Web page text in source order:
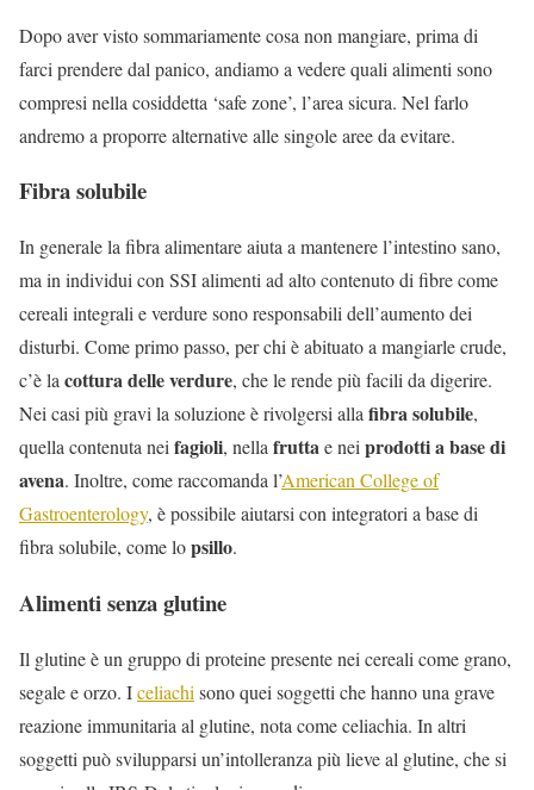
Dopo aver visto sommariamente cosa non mangiare, prima di
farci prendere dal panico, andiamo a vedere quali alimenti sono
compresi nella cosiddetta ‘safe zone’, l’area sicura. Nel farlo
andremo a proporre alternative alle singole aree da evitare.
Fibra solubile
In generale la fibra alimentare aiuta a mantenere l’intestino sano,
ma in individui con SSI alimenti ad alto contenuto di fibre come
cereali integrali e verdure sono responsabili dell’aumento dei
disturbi. Come primo passo, per chi è abituato a mangiarle crude,
c’è la cottura delle verdure, che le rende più facili da digerire.
Nei casi più gravi la soluzione è rivolgersi alla fibra solubile,
quella contenuta nei fagioli, nella fruttae nei prodotti a base di
avena. Inoltre, come raccomanda l’American College of
Gastroenterology, è possibile aiutarsi con integratori a base di
fibra solubile, come lopsillo.
Alimenti senza glutine
Il glutine è un gruppo di proteine presente nei cereali come grano,
segale e orzo. Iceliachi sono quei soggetti che hanno una grave
reazione immunitaria al glutine, nota come celiachia. In altri
soggetti può svilupparsi un’intolleranza più lieve al glutine, che si